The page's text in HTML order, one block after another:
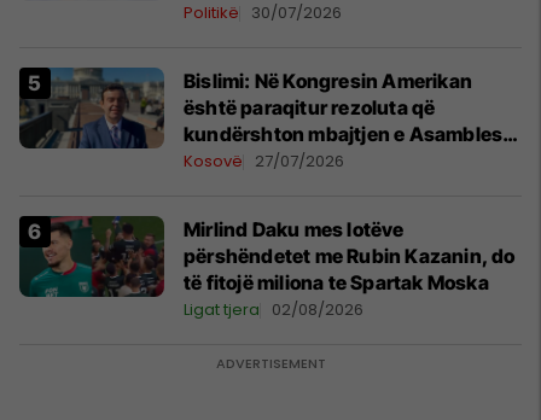
Politikë 30/07/2026
Bislimi: Në Kongresin Amerikan
është paraqitur rezoluta që
kundërshton mbajtjen e Asamblesë
Parlamentare të OSBE-së në
Kosovë 27/07/2026
Mirlind Daku mes lotëve
përshëndetet me Rubin Kazanin, do
të fitojë miliona te Spartak Moska
Ligat tjera 02/08/2026